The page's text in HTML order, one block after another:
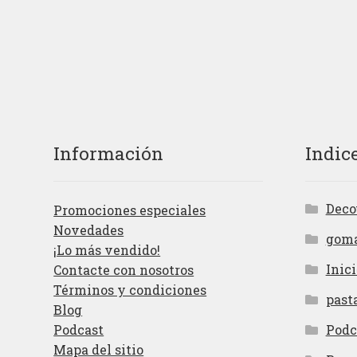
Información
Promociones especiales
Novedades
¡Lo más vendido!
Contacte con nosotros
Términos y condiciones
Blog
Podcast
Mapa del sitio